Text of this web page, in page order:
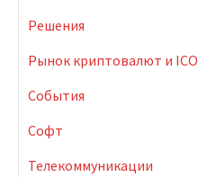
Решения
Рынок криптовалют и ICO
События
Софт
Телекоммуникации